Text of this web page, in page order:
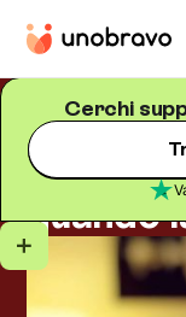
Cerchi
Blog
quando